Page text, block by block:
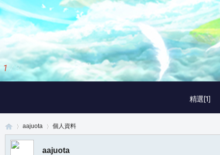
精選[1]
1 / 3
aajuota 個人資料
aajuota